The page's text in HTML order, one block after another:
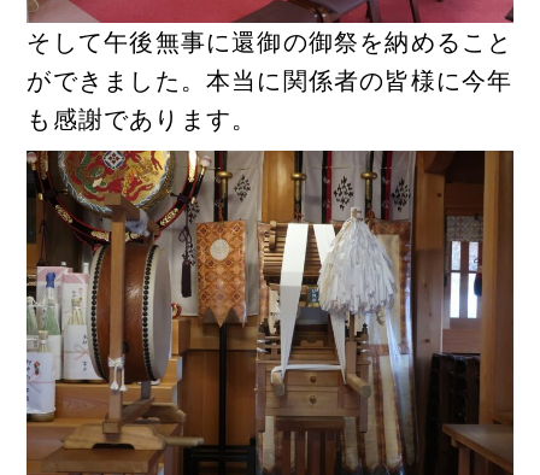
そして午後無事に還御の御祭を納めること
ができました。本当に関係者の皆様に今年
も感謝であります。